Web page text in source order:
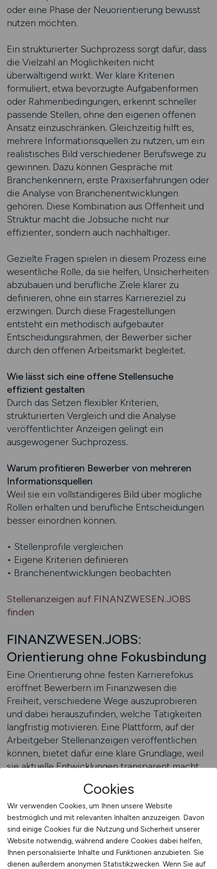
oder eine Phase der Neuorientierung bewusst
nutzen möchten.
Ein strukturierter Suchprozess sorgt dafür, dass
die Vielzahl an Möglichkeiten nicht
überwältigend wirkt. Wer klare Kriterien
formuliert, etwa bevorzugte Aufgabenformen
oder Rahmenbedingungen, erkennt schneller
passende Stellen, ohne den eigenen offenen
Ansatz einzuschränken. Gleichzeitig hilft es,
mehrere Informationsquellen zu nutzen, um ein
realistisches Bild verschiedener Berufswege zu
gewinnen. Dazu können Gespräche mit
Branchenkennern, erste Praxiserfahrungen oder
die Analyse von Branchenentwicklungen
gehören. Diese Kombination aus Offenheit und
Struktur macht die Jobsuche nicht nur
effizienter, sondern auch nachhaltiger.
Gezielte Fragen spielen in diesem Prozess eine
wesentliche Rolle, da sie helfen, Unsicherheiten
abzubauen und berufliche Ziele klarer zu
definieren, ohne ein starres Karriereziel zu
erzwingen. Durch diese Fragestellungen
entsteht ein methodisch aufgebauter
Entscheidungsrahmen, der Bewerber sicher
durch den offenen Arbeitsmarkt begleitet.
Wie lässt sich eine offene Stellensuche
effizient gestalten
Durch das Setzen flexibler Kriterien,
strukturierten Vergleich und die Analyse
veröffentlichter Anzeigen gelingt ein
ausgewogener Suchprozess.
Warum profitieren Bewerber von mehreren
Informationsquellen
Weil sie ein vollständigeres Bild über mögliche
Rollen erhalten und berufliche Entscheidungen
besser einordnen können.
• Stellenprofile vergleichen
• Eigene Kriterien definieren
• Branchenentwicklungen beobachten
Stellenanzeigen auf FINANZWESEN.JOBS
finden
FINANZWESEN.JOBS:
Orientierung ohne Fokusbindung
Eine Orientierung ohne festen Karrierefokus
eröffnet Bewerbern im Finanzwesen die
Freiheit, verschiedene Wege auszuprobieren
und dabei herauszufinden, welche Tätigkeiten
langfristig motivieren. Eine Plattform, auf der
Arbeitgeber Stellenanzeigen veröffentlichen
können, bietet dafür eine klare Grundlage, weil
sie aktuelle Entwicklungen transparent macht
Dadurch lassen sich unterschiedliche
Tätigkeiten leichter miteinander vergleichen
und persönliche Interessen realistisch
einschätzen. Wer offen bleibt und verschiedene
Wege prüft, entwickelt ein tiefes Verständnis
dafür, wie breit der Finanzbereich tatsächlich
Cookies
Wir verwenden Cookies, um Ihnen unsere Website
bestmöglich und mit relevanten Inhalten anzuzeigen. Davon
sind einige Cookies für die Nutzung und Sicherheit unserer
Website notwendig, während andere Cookies dabei helfen,
Ihnen personalisierte Inhalte und Funktionen anzubieten. Sie
dienen außerdem anonymen Statistikzwecken. Wenn Sie auf